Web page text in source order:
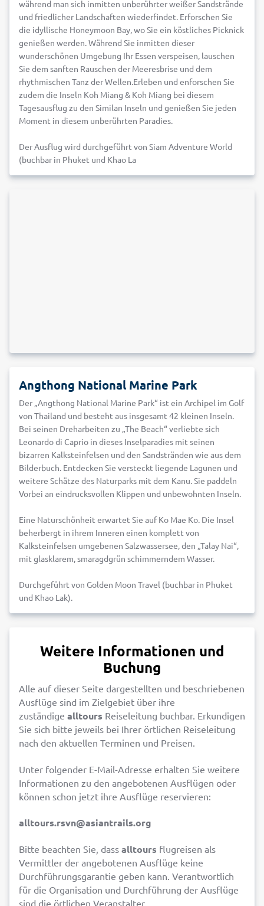
während man sich inmitten unberührter weißer Sandstrände
und friedlicher Landschaften wiederfindet. Erforschen Sie
die idyllische Honeymoon Bay, wo Sie ein köstliches Picknick
genießen werden. Während Sie inmitten dieser
wunderschönen Umgebung Ihr Essen verspeisen, lauschen
Sie dem sanften Rauschen der Meeresbrise und dem
rhythmischen Tanz der Wellen.Erleben und enforschen Sie
zudem die Inseln Koh Miang & Koh Miang bei diesem
Tagesausflug zu den Similan Inseln und genießen Sie jeden
Moment in diesem unberührten Paradies.
Der Ausflug wird durchgeführt von Siam Adventure World
(buchbar in Phuket und Khao La
Angthong National Marine Park
Der „Angthong National Marine Park“ ist ein Archipel im Golf
von Thailand und besteht aus insgesamt 42 kleinen Inseln.
Bei seinen Dreharbeiten zu „The Beach“ verliebte sich
Leonardo di Caprio in dieses Inselparadies mit seinen
bizarren Kalksteinfelsen und den Sandstränden wie aus dem
Bilderbuch. Entdecken Sie versteckt liegende Lagunen und
weitere Schätze des Naturparks mit dem Kanu. Sie paddeln
Vorbei an eindrucksvollen Klippen und unbewohnten Inseln.
Eine Naturschönheit erwartet Sie auf Ko Mae Ko. Die Insel
beherbergt in ihrem Inneren einen komplett von
Kalksteinfelsen umgebenen Salzwassersee, den „Talay Nai“,
mit glasklarem, smaragdgrün schimmerndem Wasser.
Durchgeführt von Golden Moon Travel (buchbar in Phuket
und Khao Lak).
Weitere Informationen und
Buchung
Alle auf dieser Seite dargestellten und beschriebenen
Ausflüge sind im Zielgebiet über ihre
zuständige alltours Reiseleitung buchbar. Erkundigen
Sie sich bitte jeweils bei Ihrer örtlichen Reiseleitung
nach den aktuellen Terminen und Preisen.
Unter folgender E-Mail-Adresse erhalten Sie weitere
Informationen zu den angebotenen Ausflügen oder
können schon jetzt ihre Ausflüge reservieren:
alltours.rsvn@asiantrails.org
Bitte beachten Sie, dass alltours flugreisen als
Vermittler der angebotenen Ausflüge keine
Durchführungsgarantie geben kann. Verantwortlich
für die Organisation und Durchführung der Ausflüge
sind die örtlichen Veranstalter.